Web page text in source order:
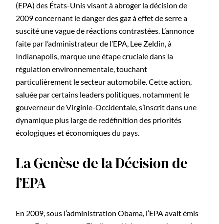
(EPA) des États-Unis visant à abroger la décision de
2009 concernant le danger des gaz à effet de serre a
suscité une vague de réactions contrastées. L’annonce
faite par l’administrateur de l’EPA, Lee Zeldin, à
Indianapolis, marque une étape cruciale dans la
régulation environnementale, touchant
particulièrement le secteur automobile. Cette action,
saluée par certains leaders politiques, notamment le
gouverneur de Virginie-Occidentale, s’inscrit dans une
dynamique plus large de redéfinition des priorités
écologiques et économiques du pays.
La Genèse de la Décision de
l’EPA
En 2009, sous l’administration Obama, l’EPA avait émis